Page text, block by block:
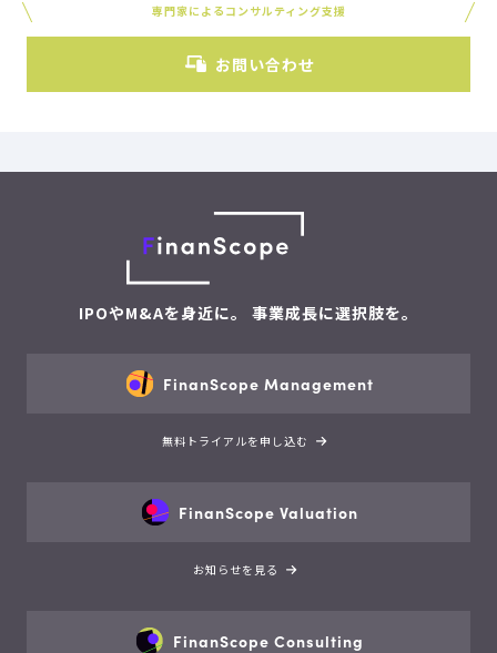
専門家によるコンサルティング支援
お問い合わせ
IPOやM&Aを身近に。 事業成長に選択肢を。
FinanScope Management
無料トライアルを申し込む
FinanScope Valuation
お知らせを見る
FinanScope Consulting